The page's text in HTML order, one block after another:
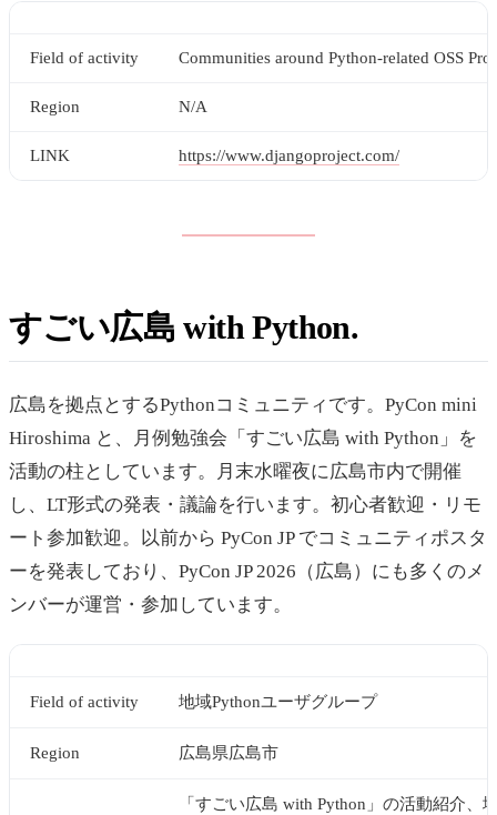
Field of activity Communities around Python-related OSS
Region N/A
LINK https://www.djangoproject.com/
すごい広島 with Python
広島を拠点とするPythonコミュニティです。PyCon mini
Hiroshima と、月例勉強会「すごい広島 with Python」を
活動の柱としています。月末水曜夜に広島市内で開催
し、LT形式の発表・議論を行います。初心者歓迎・リモ
ート参加歓迎。以前から PyCon JP でコミュニティポスタ
ーを発表しており、PyCon JP 2026（広島）にも多くのメ
ンバーが運営・参加しています。
Field of activity 地域Pythonユーザグループ
Region 広島県広島市
「すごい広島 with Python」の活動紹介、